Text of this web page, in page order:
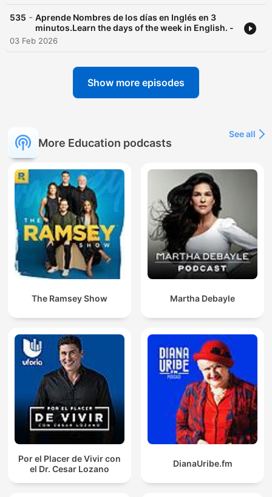
535 - Aprende Nombres de los días en Inglés en 3
minutos.Learn the days of the week in English. -
03 Feb 2026
Show more episodes
More Education podcasts
See all
The Ramsey Show Martha Debayle
Por el Placer de Vivir con
el Dr. Cesar Lozano
DianaUribe.fm